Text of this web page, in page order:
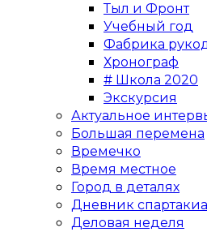
Тыл и Фронт
Учебный год
Фабрика
Хронограф
# Школа 2020
Экскурсия
Актуальное
Большая перемена
Времечко
Время местное
Город в деталях
Дневник
Деловая неделя